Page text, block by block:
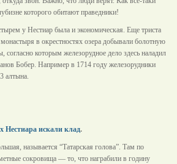
которого обитают праведники!
у Нестиар была и экономическая. Еще триста
в окрестностях озера добывали болотную
согласно которым железорудное дело здесь наладил
Бобер. Например в 1714 году железорудники
алтына.
Нестиара искали клад.
называется “Татарская голова”. Там по
сокровища — то, что награбили в годину